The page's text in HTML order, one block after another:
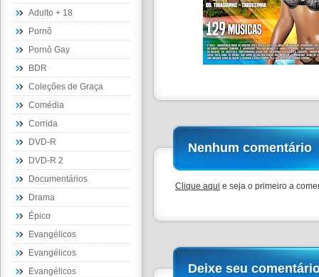
Adulto + 18
Pornô
Pornô Gay
BDR
Coleções de Graça
Comédia
Corrida
DVD-R
DVD-R 2
Documentários
Drama
Épico
Evangélicos
Evangélicos
Evangélicos
Nenhum comentário
Clique aqui e seja o primeiro a
Deixe seu